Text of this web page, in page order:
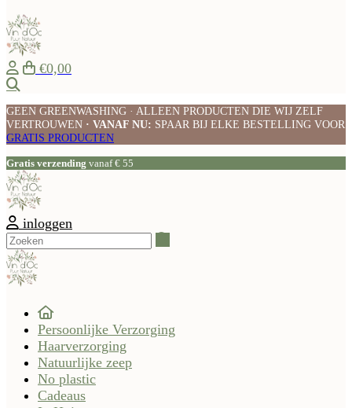
€0,00
GEEN GREENWASHING · ALLEEN PRODUCTEN DIE WIJ ZELF
VERTROUWEN · VANAF NU: SPAAR BIJ ELKE BESTELLING VOOR
GRATIS PRODUCTEN
Gratis verzending vanaf € 55
inloggen
Persoonlijke Verzorging
Haarverzorging
Natuurlijke zeep
No plastic
Cadeaus